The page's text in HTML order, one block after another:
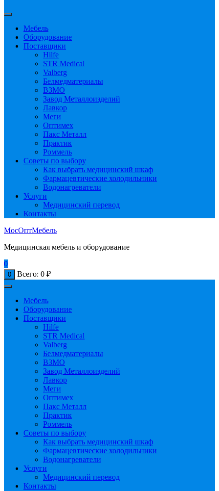
Мебель
Оборудование
Поставщики
Hilfe
STR Medical
Valberg
Белмедматериалы
ВЗМО
Завод Металлоизделий
Лавкор
Меги
Оптимех
Пакс Металл
Практик
Роммель
Советы по выбору
Как выбрать медицинский шкаф
Фармацевтические холодильники
Водонагреватели
Услуги
Медицинский перевод
Контакты
МосОптМебель
Медицинская мебель и оборудование
0
0 Всего: 0 ₽
Мебель
Оборудование
Поставщики
Hilfe
STR Medical
Valberg
Белмедматериалы
ВЗМО
Завод Металлоизделий
Лавкор
Меги
Оптимех
Пакс Металл
Практик
Роммель
Советы по выбору
Как выбрать медицинский шкаф
Фармацевтические холодильники
Водонагреватели
Услуги
Медицинский перевод
Контакты